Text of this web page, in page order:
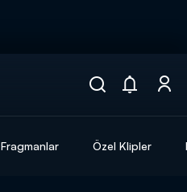
Fragmanlar Özel Klipler